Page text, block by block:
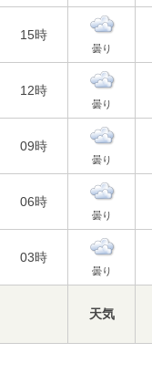
15時
曇り
12時
曇り
09時
曇り
06時
曇り
03時
曇り
天気